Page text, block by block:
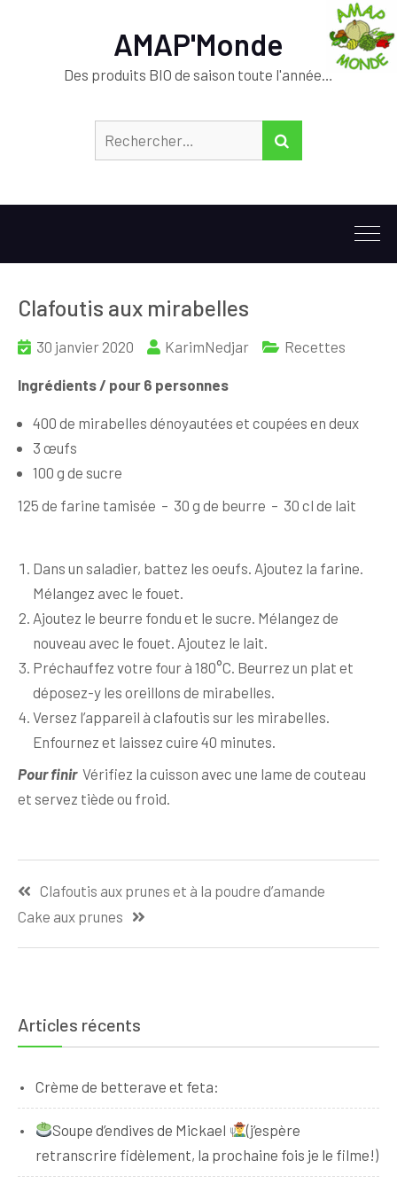
AMAP'Monde
Des produits BIO de saison toute l'année…
Clafoutis aux mirabelles
30 janvier 2020 KarimNedjar Recettes
Ingrédients / pour 6 personnes
400 de mirabelles dénoyautées et coupées en deux
3 œufs
100 g de sucre
125 de farine tamisée – 30 g de beurre – 30 cl de lait
Dans un saladier, battez les oeufs. Ajoutez la farine.
Mélangez avec le fouet.
Ajoutez le beurre fondu et le sucre. Mélangez de
nouveau avec le fouet. Ajoutez le lait.
Préchauffez votre four à 180°C. Beurrez un plat et
déposez-y les oreillons de mirabelles.
Versez l’appareil à clafoutis sur les mirabelles.
Enfournez et laissez cuire 40 minutes.
Pour finir Vérifiez la cuisson avec une lame de couteau
et servez tiède ou froid.
Clafoutis aux prunes et à la poudre d’amande
Cake aux prunes
Articles récents
Crème de betterave et feta:
Soupe d’endives de Mickael
(j’espère
retranscrire fidèlement, la prochaine fois je le filme!)